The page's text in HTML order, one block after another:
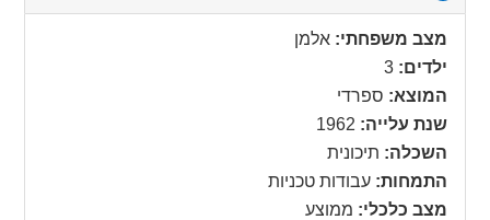
to
collapse
contents
מצב משפחתי: אלמן
ילדים: 3
המוצא: ספרדי
שנת עלייה: 1962
השכלה: תיכונית
התמחות: עבודות טכניות
מצב כלכלי: ממוצע